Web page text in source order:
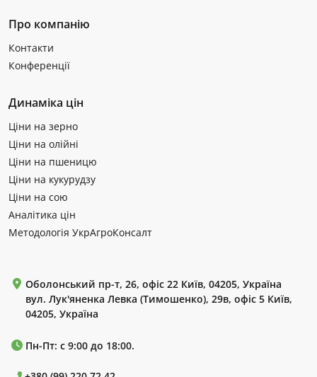
Про компанію
Контакти
Конференції
Динаміка цін
Ціни на зерно
Ціни на олійні
Ціни на пшеницю
Ціни на кукурудзу
Ціни на сою
Аналітика цін
Методологія УкрАгроКонсалт
Оболонський пр-т, 26, офіс 22 Київ, 04205, Україна
вул. Лук'яненка Левка (Тимошенко), 29в, офіс 5 Київ,
04205, Україна
Пн-Пт: с 9:00 до 18:00.